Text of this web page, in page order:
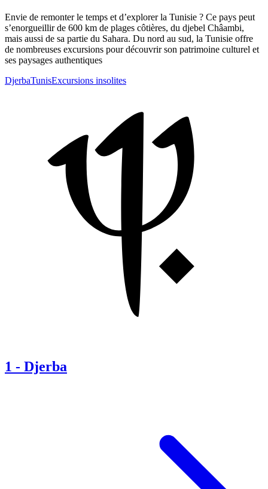
Envie de remonter le temps et d’explorer la Tunisie ? Ce pays peut
s’enorgueillir de 600 km de plages côtières, du djebel Châambi,
mais aussi de sa partie du Sahara. Du nord au sud, la Tunisie offre
de nombreuses excursions pour découvrir son patrimoine culturel et
ses paysages authentiques
DjerbaTunisExcursions insolites
1 - Djerba